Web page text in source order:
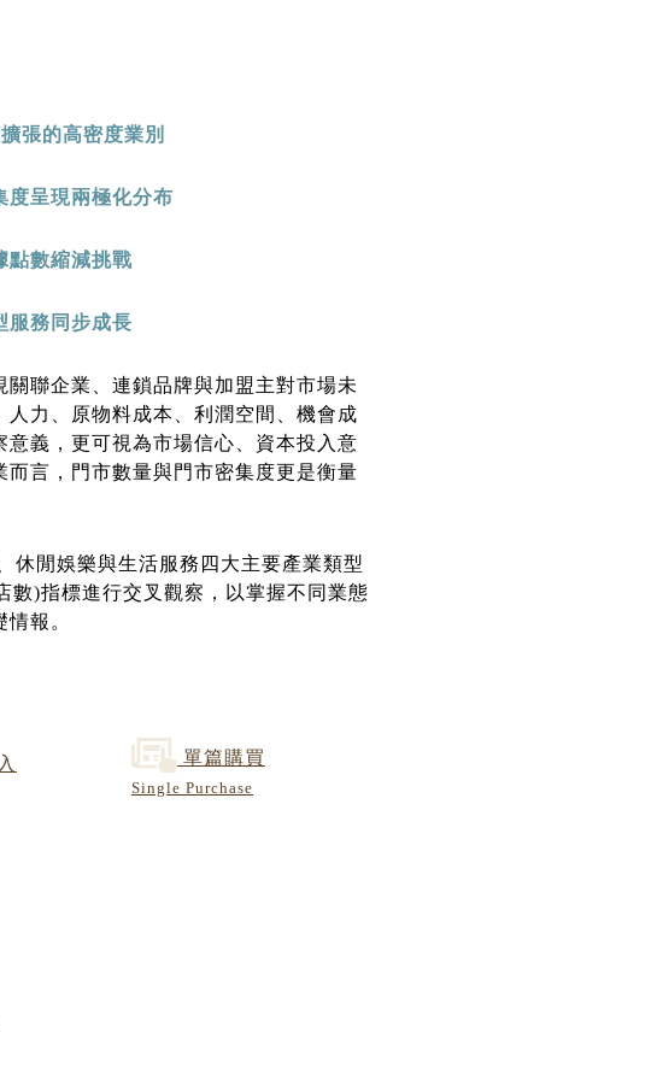
張的高密度業別
度呈現兩極化分布
點數縮減挑戰
服務同步成長
聯企業、連鎖品牌與加盟主對市場未
力、原物料成本、利潤空間、機會成
義，更可視為市場信心、資本投入意
言，門市數量與門市密集度更是衡量
休閒娛樂與生活服務四大主要產業類型
數)指標進行交叉觀察，以掌握不同業態
報。
單篇購買
Single Purchase